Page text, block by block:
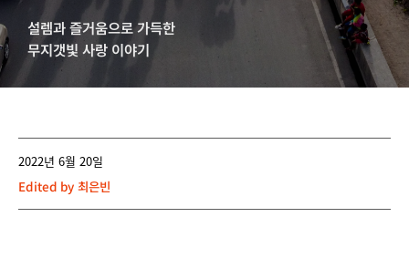
설렘과 즐거움으로 가득한
무지갯빛 사랑 이야기
2022년 6월 20일
Edited by 최은빈